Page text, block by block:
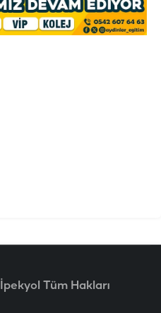
Tüm Hakları